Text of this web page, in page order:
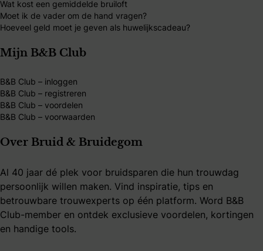
Wat kost een gemiddelde bruiloft
Moet ik de vader om de hand vragen?
Hoeveel geld moet je geven als huwelijkscadeau?
Mijn B&B Club
B&B Club – inloggen
B&B Club – registreren
B&B Club – voordelen
B&B Club – voorwaarden
Over Bruid & Bruidegom
Al 40 jaar dé plek voor bruidsparen die hun trouwdag
persoonlijk willen maken. Vind inspiratie, tips en
betrouwbare trouwexperts op één platform. Word B&B
Club-member en ontdek exclusieve voordelen, kortingen
en handige tools.